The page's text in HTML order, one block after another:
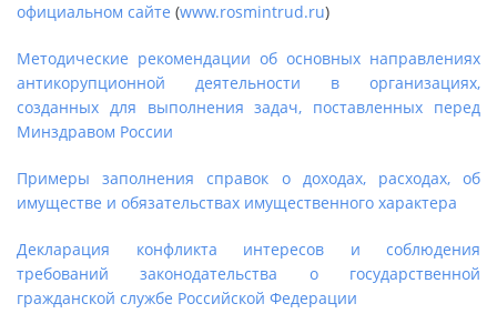
официальном сайте (www.rosmintrud.ru)
Методические рекомендации об основных направлениях
антикорупционной деятельности в организациях,
созданных для выполнения задач, поставленных перед
Минздравом России
Примеры заполнения справок о доходах, расходах, об
имуществе и обязательствах имущественного характера
Декларация конфликта интересов и соблюдения
требований законодательства о государственной
гражданской службе Российской Федерации